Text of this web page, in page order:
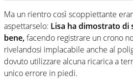
Ma un rientro così scoppiettante
aspettarselo: Lisa ha dimostrato di
bene,facendo registrare un crono
rivelandosi implacabile anche al
dovuto utilizzare alcuna ricarica a
unico errore in piedi.